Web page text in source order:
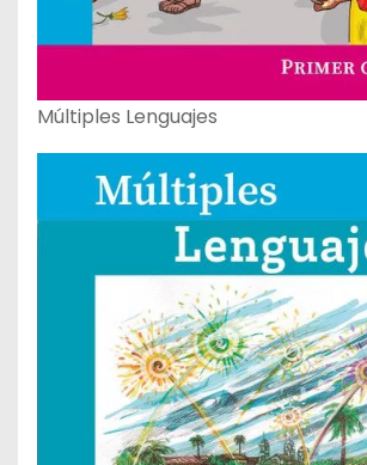
Múltiples Lenguajes